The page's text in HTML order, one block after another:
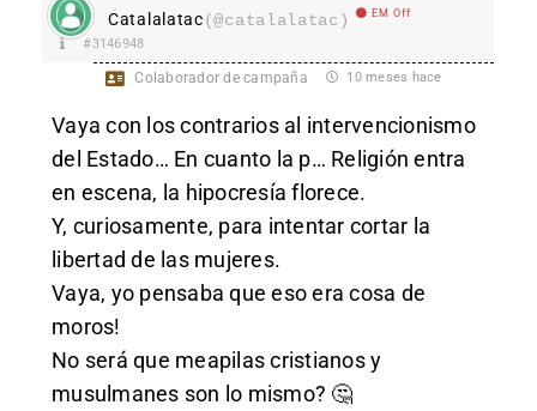
Catalalatac(@catalalatac) EM Off
#3146948
Colaborador de campaña 10 meses hace
Vaya con los contrarios al intervencionismo
del Estado… En cuanto la p… Religión entra
en escena, la hipocresía florece.
Y, curiosamente, para intentar cortar la
libertad de las mujeres.
Vaya, yo pensaba que eso era cosa de
moros!
No será que meapilas cristianos y
musulmanes son lo mismo? 🤔